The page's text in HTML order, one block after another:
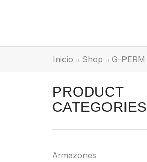
Inicio Shop G-PERM
PRODUCT
CATEGORIES
Armazones